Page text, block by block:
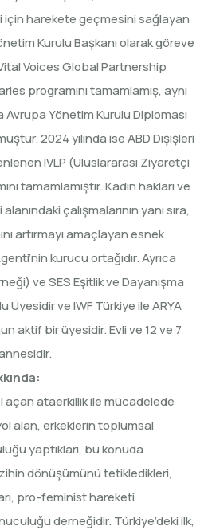
harekete geçmesini sağlayan
Kurulu Başkanı olarak göreve
Voices Global Partnership
programını tamamlamış, aynı
Avrupa Yönetim Kurulu Diploması
2024 yılında ise ABD Dışişleri
IVLP (Uluslararası Ziyaretçi
tamamlamıştır. Kadın hakları ve
çalışmalarının yanı sıra,
artırmayı amaçlayan esnek
kurucu ortağıdır. Ayrıca
ve SES Eşitlik ve Dayanışma
Üyesidir ve IWF Türkiye ile ARYA
aktif bir üyesidir. Evli ve 12 ve 7
açan ataerkillik ile mücadelede
alan, erkeklerin toplumsal
yaptıkları, bu konuda
dönüşümünü tetikledikleri,
pro-feminist hareketi
derneğidir. Türkiye’deki ilk,